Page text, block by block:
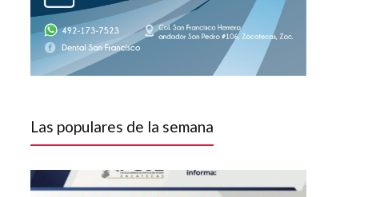
Las populares de la semana